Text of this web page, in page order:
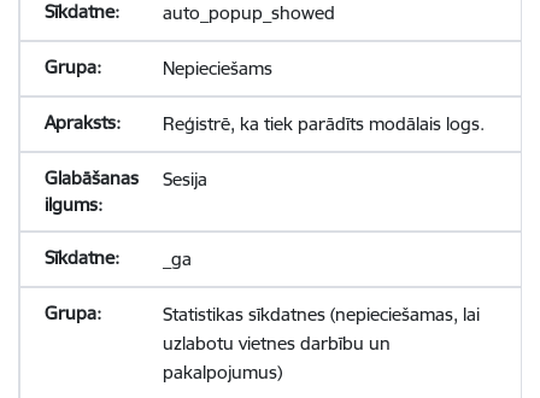
auto_popup_showed
Nepieciešams
Reģistrē, ka tiek parādīts modālais logs.
Sesija
_ga
Statistikas sīkdatnes (nepieciešamas, lai
uzlabotu vietnes darbību un
pakalpojumus)